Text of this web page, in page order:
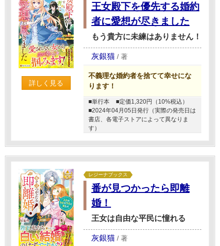
詳しく見る
王女殿下を優先する婚約
者に愛想が尽きました
もう貴方に未練はありません！
灰銀猫 / 著
不義理な婚約者を捨てて幸せにな
ります！
■単行本
■定価1,320円（10%税込）
■2024年04月05日発行（実際の発売日は
書店、各電子ストアによって異なりま
す）
レジーナブックス
番が見つかったら即離
婚！
王女は自由な平民に憧れる
灰銀猫 / 著